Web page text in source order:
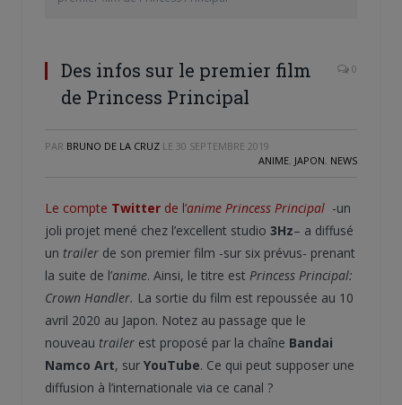
Des infos sur le premier film
de Princess Principal
0
PAR BRUNO DE LA CRUZ LE 30 SEPTEMBRE 2019
ANIME, JAPON, NEWS
Le compte Twitter de l’anime Princess Principal -un
joli projet mené chez l’excellent studio 3Hz– a diffusé
un trailer de son premier film -sur six prévus- prenant
la suite de l’anime. Ainsi, le titre est Princess Principal:
Crown Handler. La sortie du film est repoussée au 10
avril 2020 au Japon. Notez au passage que le
nouveau trailer est proposé par la chaîne Bandai
Namco Art, sur YouTube. Ce qui peut supposer une
diffusion à l’internationale via ce canal ?